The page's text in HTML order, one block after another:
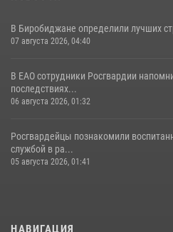
В Биробиджане определили лучших
07 августа 2026, 04:40
В ЕАО сотрудники Росгвардии
последствиях...
06 августа 2026, 01:32
Росгвардейцы познакомили
службой в ра...
05 августа 2026, 01:41
НАВИГАЦИЯ